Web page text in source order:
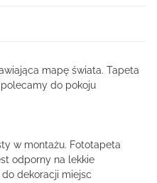
mapę świata. Tapeta
do pokoju
w montażu. Fototapeta
odporny na lekkie
dekoracji miejsc